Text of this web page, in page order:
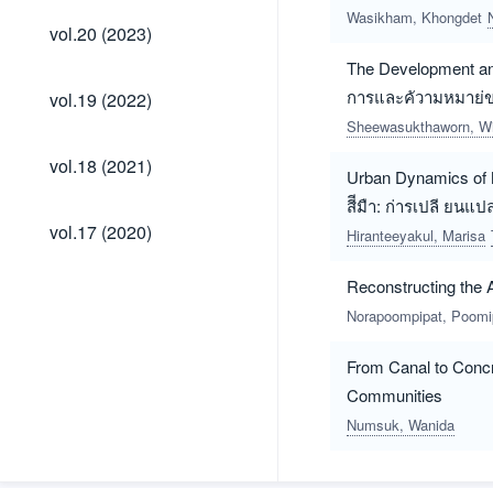
vol.20
(2023)
vol.20 (2023)
vol.19
(2022)
vol.19 (2022)
vol.18
(2021)
vol.18 (2021)
vol.17
(2020)
vol.17 (2020)
Wasikham, Khongdet
The Development
การและคัวามหมาย่
Sheewasukthaworn,
Urban Dynamics
สีีมืา: ก่ารเปลี ยนแ
Hiranteeyakul, Marisa
Reconstructing the
Norapoompipat,
From Canal to
Communities
Numsuk, Wanida